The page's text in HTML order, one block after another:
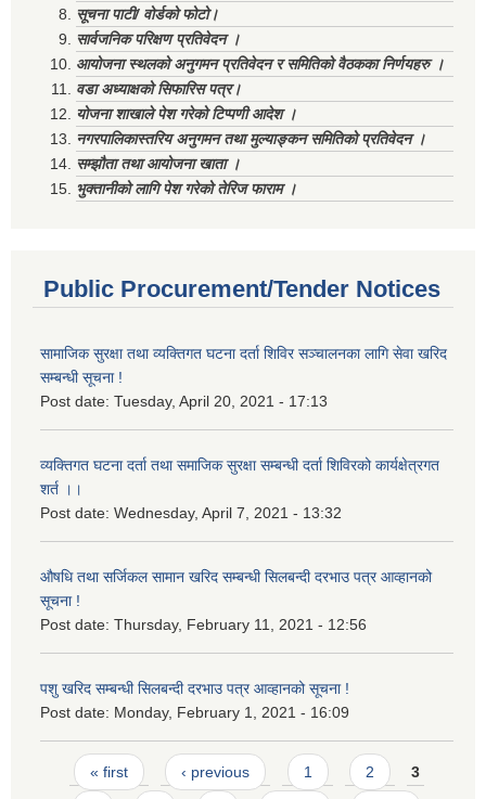
सूचना पाटी/ वोर्डको फोटो।
सार्वजनिक परिक्षण प्रतिवेदन ।
आयोजना स्थलको अनुगमन प्रतिवेदन र समितिको वैठकका निर्णयहरु ।
वडा अध्याक्षको सिफारिस पत्र।
योजना शाखाले पेश गरेको टिप्पणी आदेश ।
नगरपालिकास्तरिय अनुगमन तथा मुल्याङ्कन समितिको प्रतिवेदन ।
सम्झौता तथा आयोजना खाता ।
भुक्तानीको लागि पेश गरेको तेरिज फाराम ।
Public Procurement/Tender Notices
सामाजिक सुरक्षा तथा व्यक्तिगत घटना दर्ता शिविर सञ्चालनका लागि सेवा खरिद
सम्बन्धी सूचना !
Post date: Tuesday, April 20, 2021 - 17:13
व्यक्तिगत घटना दर्ता तथा समाजिक सुरक्षा सम्बन्धी दर्ता शिविरको कार्यक्षेत्रगत
शर्त ।।
Post date: Wednesday, April 7, 2021 - 13:32
औषधि तथा सर्जिकल सामान खरिद सम्बन्धी सिलबन्दी दरभाउ पत्र आव्हानको
सूचना !
Post date: Thursday, February 11, 2021 - 12:56
पशु खरिद सम्बन्धी सिलबन्दी दरभाउ पत्र आव्हानको सूचना !
Post date: Monday, February 1, 2021 - 16:09
Pages
« first ‹ previous 1 2 3